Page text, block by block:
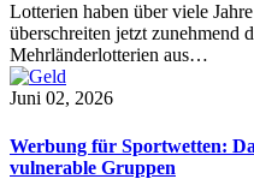
Lotterien haben über viele
überschreiten jetzt zunehmend
Mehrländerlotterien aus…
Juni 02, 2026
Werbung für Sportwetten:
vulnerable Gruppen